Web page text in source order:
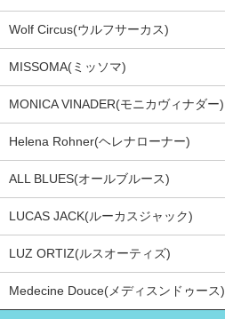
Wolf Circus(ウルフサーカス)
MISSOMA(ミッソマ)
MONICA VINADER(モニカヴィナダー)
Helena Rohner(ヘレナローナー)
ALL BLUES(オールブルース)
LUCAS JACK(ルーカスジャック)
LUZ ORTIZ(ルスオーティズ)
Medecine Douce(メディスンドゥース)